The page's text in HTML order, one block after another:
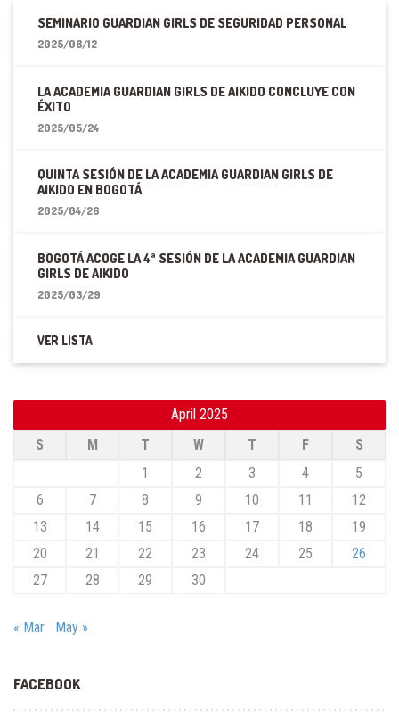
SEMINARIO GUARDIAN GIRLS DE SEGURIDAD PERSONAL
2025/08/12
LA ACADEMIA GUARDIAN GIRLS DE AIKIDO CONCLUYE CON
ÉXITO
2025/05/24
QUINTA SESIÓN DE LA ACADEMIA GUARDIAN GIRLS DE
AIKIDO EN BOGOTÁ
2025/04/26
BOGOTÁ ACOGE LA 4ª SESIÓN DE LA ACADEMIA GUARDIAN
GIRLS DE AIKIDO
2025/03/29
VER LISTA
April 2025
S
M T W T F
S
1
2 3 4
5
6
7 8 9 10 11
12
13
14 15 16 17 18
19
20
21 22 23 24 25
26
27
28 29 30
« Mar May »
FACEBOOK